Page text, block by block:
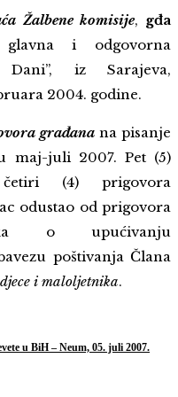
Žalbene komisije, gđa
i odgovorna
iz Sarajeva,
2004. godine.
građana na pisanje
maj-juli 2007. Pet (5)
(4) prigovora
odustao od prigovora
o upućivanju
poštivanja Člana
i maloljetnika.
u BiH – Neum, 05. juli 2007.